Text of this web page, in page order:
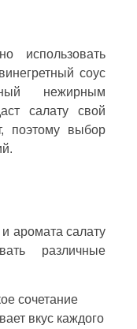
использовать
соус
нежирным
салату свой
поэтому выбор
аромата салату
различные
сочетание
вкус каждого